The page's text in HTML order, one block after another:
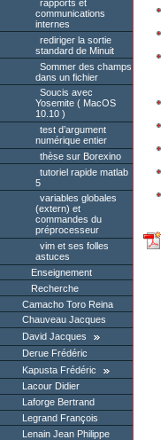
rapports et
communications
internes
rediriger la sortie
standard de Minuit
Sommer des champs
dans un fichier
Soucis avec
Yosemite ( MacOS
10.10 )
test d’argument
numérique entier
thèse sur Borexino
tutoriel rapide matlab
5
variables globales
(extern) et
commandes du
préprocesseur
vim et ses folles
astuces
Enseignement
Recherche
Camacho Toro Reina
Chauveau Jacques
David Jacques
Derue Frédéric
Kapusta Frédéric
Lacour Didier
Laforge Bertrand
Legrand François
Lenain Jean Philippe